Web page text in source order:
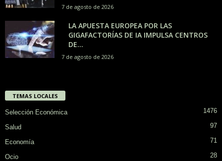
7 de agosto de 2026
LA APUESTA EUROPEA POR LAS
GIGAFACTORÍAS DE IA IMPULSA CENTROS
DE...
7 de agosto de 2026
TEMAS LOCALES
Selección Económica 1476
Salud 97
Economía 71
Ocio 28